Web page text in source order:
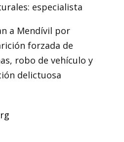
especialista
a Mendívil por
forzada de
robo de vehículo y
delictuosa